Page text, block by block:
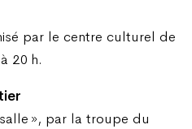
par le centre culturel de
20 h.
», par la troupe du